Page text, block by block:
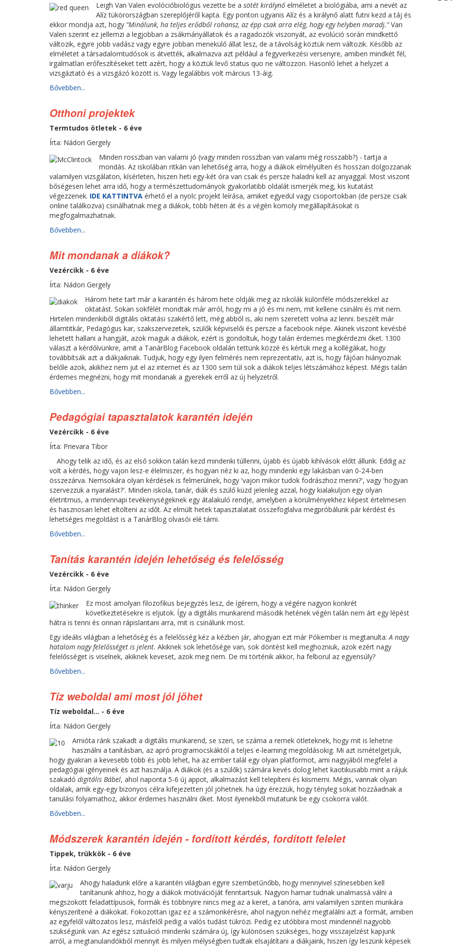
Leigh Van Valen evolócióbiológus vezette be a sötét királynő elméletet a biológiába, ami a nevét az
Alíz tükörországban szereplőjéről kapta. Egy ponton ugyanis Alíz és a királynő alatt futni kezd a táj és
ekkor mondja azt, hogy ”Minálunk, ha teljes erődből rohansz, az épp csak arra elég, hogy egy helyben maradj.”Van
Valen szerint ez jellemzi a legjobban a zsákmányállatok és a ragadozók viszonyát, az evolúció során mindkettő
változik, egyre jobb vadász vagy egyre jobban menekülő állat lesz, de a távolság köztük nem változik. Később az
elméletet a társadalomtudósok is átvették, alkalmazva azt például a fegyverkezési versenyre, amiben mindkét fél,
irgalmatlan erőfeszítéseket tett azért, hogy a köztük levő status quo ne változzon. Hasonló lehet a helyzet a
vizsgáztató és a vizsgázó között is. Vagy legalábbis volt március 13-áig.
Bővebben...
Otthoni projektek
Termtudos ötletek - 6 éve
Írta: Nádori Gergely
Minden rosszban van valami jó (vagy minden rosszban van valami még rosszabb?) - tartja a
mondás. Az iskolában ritkán van lehetőség arra, hogy a diákok elmélyülten és hosszan dolgozzanak
valamilyen vizsgálaton, kísérleten, hiszen heti egy-két óra van csak és persze haladni kell az anyaggal. Most viszont
bőségesen lehet arra idő, hogy a természettudományok gyakorlatibb oldalát ismerjék meg, kis kutatást
végezzenek. IDE KATTINTVA érhető el a nyolc projekt leírása, amiket egyedül vagy csoportokban (de persze csak
online találkozva) csinálhatnak meg a diákok, több héten át és a végén komoly megállapításokat is
megfogalmazhatnak.
Bővebben...
Mit mondanak a diákok?
Vezércikk - 6 éve
Írta: Nádori Gergely
Három hete tart már a karantén és három hete oldják meg az iskolák különféle módszerekkel az
oktatást. Sokan sokfélét mondtak már arról, hogy mi a jó és mi nem, mit kellene csinálni és mit nem.
Hirtelen mindenkiből digitális oktatási szakértő lett, még abból is, aki nem szeretett volna az lenni. beszélt már
államtitkár, Pedagógus kar, szakszervezetek, szülők képviselői és persze a facebook népe. Akinek viszont kevésbé
lehetett hallani a hangját, azok maguk a diákok, ezért is gondoltuk, hogy talán érdemes megkérdezni őket. 1300
választ a kérdőívünkre, amit a TanárBlog Facebook oldalán tettünk közzé és kértük meg a kollégákat, hogy
továbbítsák azt a diákjaiknak. Tudjuk, hogy egy ilyen felmérés nem reprezentatív, azt is, hogy fájóan hiányoznak
belőle azok, akikhez nem jut el az internet és az 1300 sem túl sok a diákok teljes létszámához képest. Mégis talán
érdemes megnézni, hogy mit mondanak a gyerekek erről az új helyzetről.
Bővebben...
Pedagógiai tapasztalatok karantén idején
Vezércikk - 6 éve
Írta: Prievara Tibor
Ahogy telik az idő, és az első sokkon talán kezd mindenki túllenni, újabb és újabb kihívások előtt állunk. Eddig az
volt a kérdés, hogy vajon lesz-e élelmiszer, és hogyan néz ki az, hogy mindenki egy lakásban van 0-24-ben
összezárva. Nemsokára olyan kérdések is felmerülnek, hogy 'vajon mikor tudok fodrászhoz menni?', vagy 'hogyan
szervezzük a nyaralást?'. Minden iskola, tanár, diák és szülő küzd jelenleg azzal, hogy kialakuljon egy olyan
életritmus, a mindennapi tevékenységeknek egy átalakuló rendje, amelyben a körülményekhez képest értelmesen
és hasznosan lehet eltölteni az időt. Az elmúlt hetek tapasztalatait összefoglalva megpróbálunk pár kérdést és
lehetséges megoldást is a TanárBlog olvasói elé tárni.
Bővebben...
Tanítás karantén idején lehetőség és felelősség
Vezércikk - 6 éve
Írta: Nádori Gergely
Ez most amolyan filozofikus bejegyzés lesz, de ígérem, hogy a végére nagyon konkrét
következtetésekre is eljutok. Így a digitális munkarend második hetének végén talán nem árt egy lépést
hátra is tenni és onnan rápislantani arra, mit is csinálunk most.
Egy ideális világban a lehetőség és a felelősség kéz a kézben jár, ahogyan ezt már Pókember is megtanulta:A nagy
hatalom nagy felelősséget is jelent. Akiknek sok lehetősége van, sok döntést kell meghozniuk, azok ezért nagy
felelősséget is viselnek, akiknek keveset, azok meg nem. De mi történik akkor, ha felborul az egyensúly?
Bővebben...
Tíz weboldal ami most jól jöhet
Tíz weboldal... - 6 éve
Írta: Nádori Gergely
Amióta ránk szakadt a digitális munkarend, se szeri, se száma a remek ötleteknek, hogy mit is lehetne
használni a tanításban, az apró programocskáktól a teljes e-learning megoldásokig. Mi azt ismételgetjük,
hogy gyakran a kevesebb több és jobb lehet, ha az ember talál egy olyan platformot, ami nagyjából megfelel a
pedagógiai igényeinek és azt használja. A diákok (és a szülők) számára kevés dolog lehet kaotikusabb mint a rájuk
szakadó digitális Bábel, ahol naponta 5-6 új appot, alkalmazást kell telepíteni és kiismerni. Mégis, vannak olyan
oldalak, amik egy-egy bizonyos célra kifejezetten jól jöhetnek. ha úgy érezzük, hogy tényleg sokat hozzáadnak a
tanulási folyamathoz, akkor érdemes használni őket. Most ilyenekből mutatunk be egy csokorra valót.
Bővebben...
Módszerek karantén idején - fordított kérdés, fordított felelet
Tippek, trükkök - 6 éve
Írta: Nádori Gergely
Ahogy haladunk előre a karantén világban egyre szembetűnőbb, hogy mennyivel színesebben kell
tanítanunk ahhoz, hogy a diákok motivációját fenntartsuk. Nagyon hamar tudnak unalmassá válni a
megszokott feladattípusok, formák és többnyire nincs meg az a keret, a tanóra, ami valamilyen szinten munkára
kényszerítené a diákokat. Fokozottan igaz ez a számonkérésre, ahol nagyon nehéz megtalálni azt a formát, amiben
az egyfelől változatos lesz, másfelől pedig a valós tudást tükrözi. Pedig ez utóbbira most mindennél nagyobb
szükségünk van. Az egész szituáció mindenki számára új, így különösen szükséges, hogy visszajelzést kapjunk
arról, a megtanulandókból mennyit és milyen mélységben tudtak elsajátítani a diákjaink, hiszen így leszünk képesek